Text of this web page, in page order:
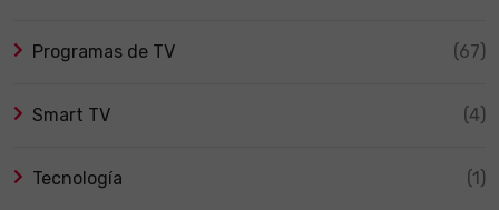
Programas de TV (67)
Smart TV (4)
Tecnología (1)